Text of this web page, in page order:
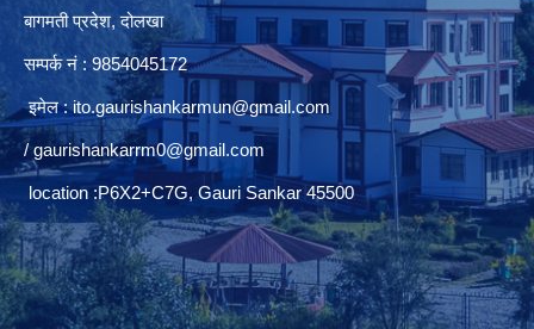
बागमती प्रदेश, दोलखा
सम्पर्क नं : 9854045172
इमेल :ito.gaurishankarmun@gmail.com
/gaurishankarrm0@gmail.com
location :P6X2+C7G, Gauri Sankar 45500